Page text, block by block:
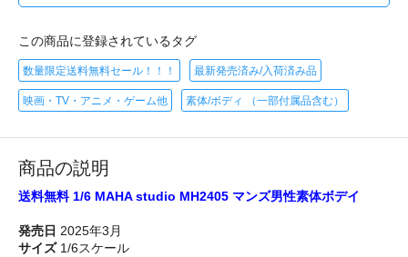
この商品に登録されているタグ
数量限定送料無料セール！！！ 最新発売済み/入荷済み品
映画・TV・アニメ・ゲーム他 素体/ボディ （一部付属品含む）
商品の説明
送料無料 1/6 MAHA studio MH2405 マンズ男性素体ボデイ
発売日 2025年3月
サイズ1/6スケール